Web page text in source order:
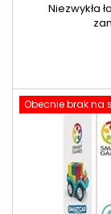
Niezwykła
Obecnie brak na